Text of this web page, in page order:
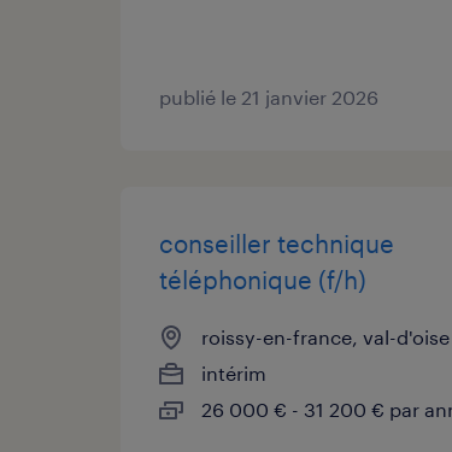
publié le 21 janvier 2026
conseiller technique
téléphonique (f/h)
roissy-en-france, val-d'oise
intérim
26 000 € - 31 200 € par